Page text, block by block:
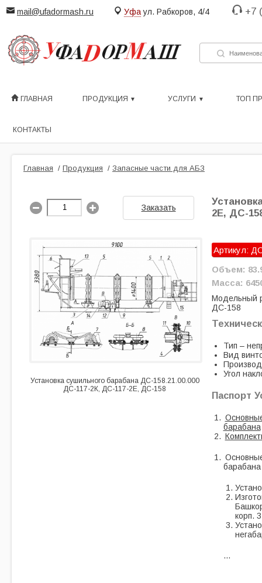
mail@ufadormash.ru Уфа ул. Рабкоров, 4/4 +7
ГЛАВНАЯ ПРОДУКЦИЯ УСЛУГИ ТОП
КОНТАКТЫ
Главная / Продукция / Запасные части для АБЗ
Заказать
Установка сушильного барабана ДС-158.21.00.000
ДС-117-2К, ДС-117-2Е, ДС-158
2Е, ДС-
Артикул:
Объем:
Масса:
Модельный
ДС-158
Тип –
Вид
Угол
Паспорт
барабана
барабана
корп.
…